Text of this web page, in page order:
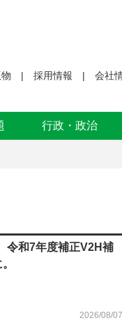
採用情報 会社
行政・政治
令和7年度補正V2H補
2026/08/07